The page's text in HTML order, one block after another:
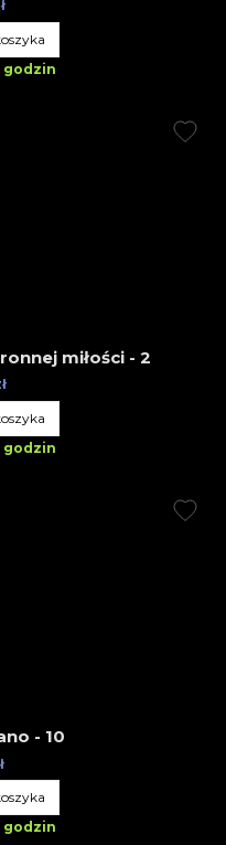
godzin
miłości - 2
godzin
- 10
godzin